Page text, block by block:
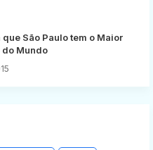
São Paulo tem o Maior
do Mundo